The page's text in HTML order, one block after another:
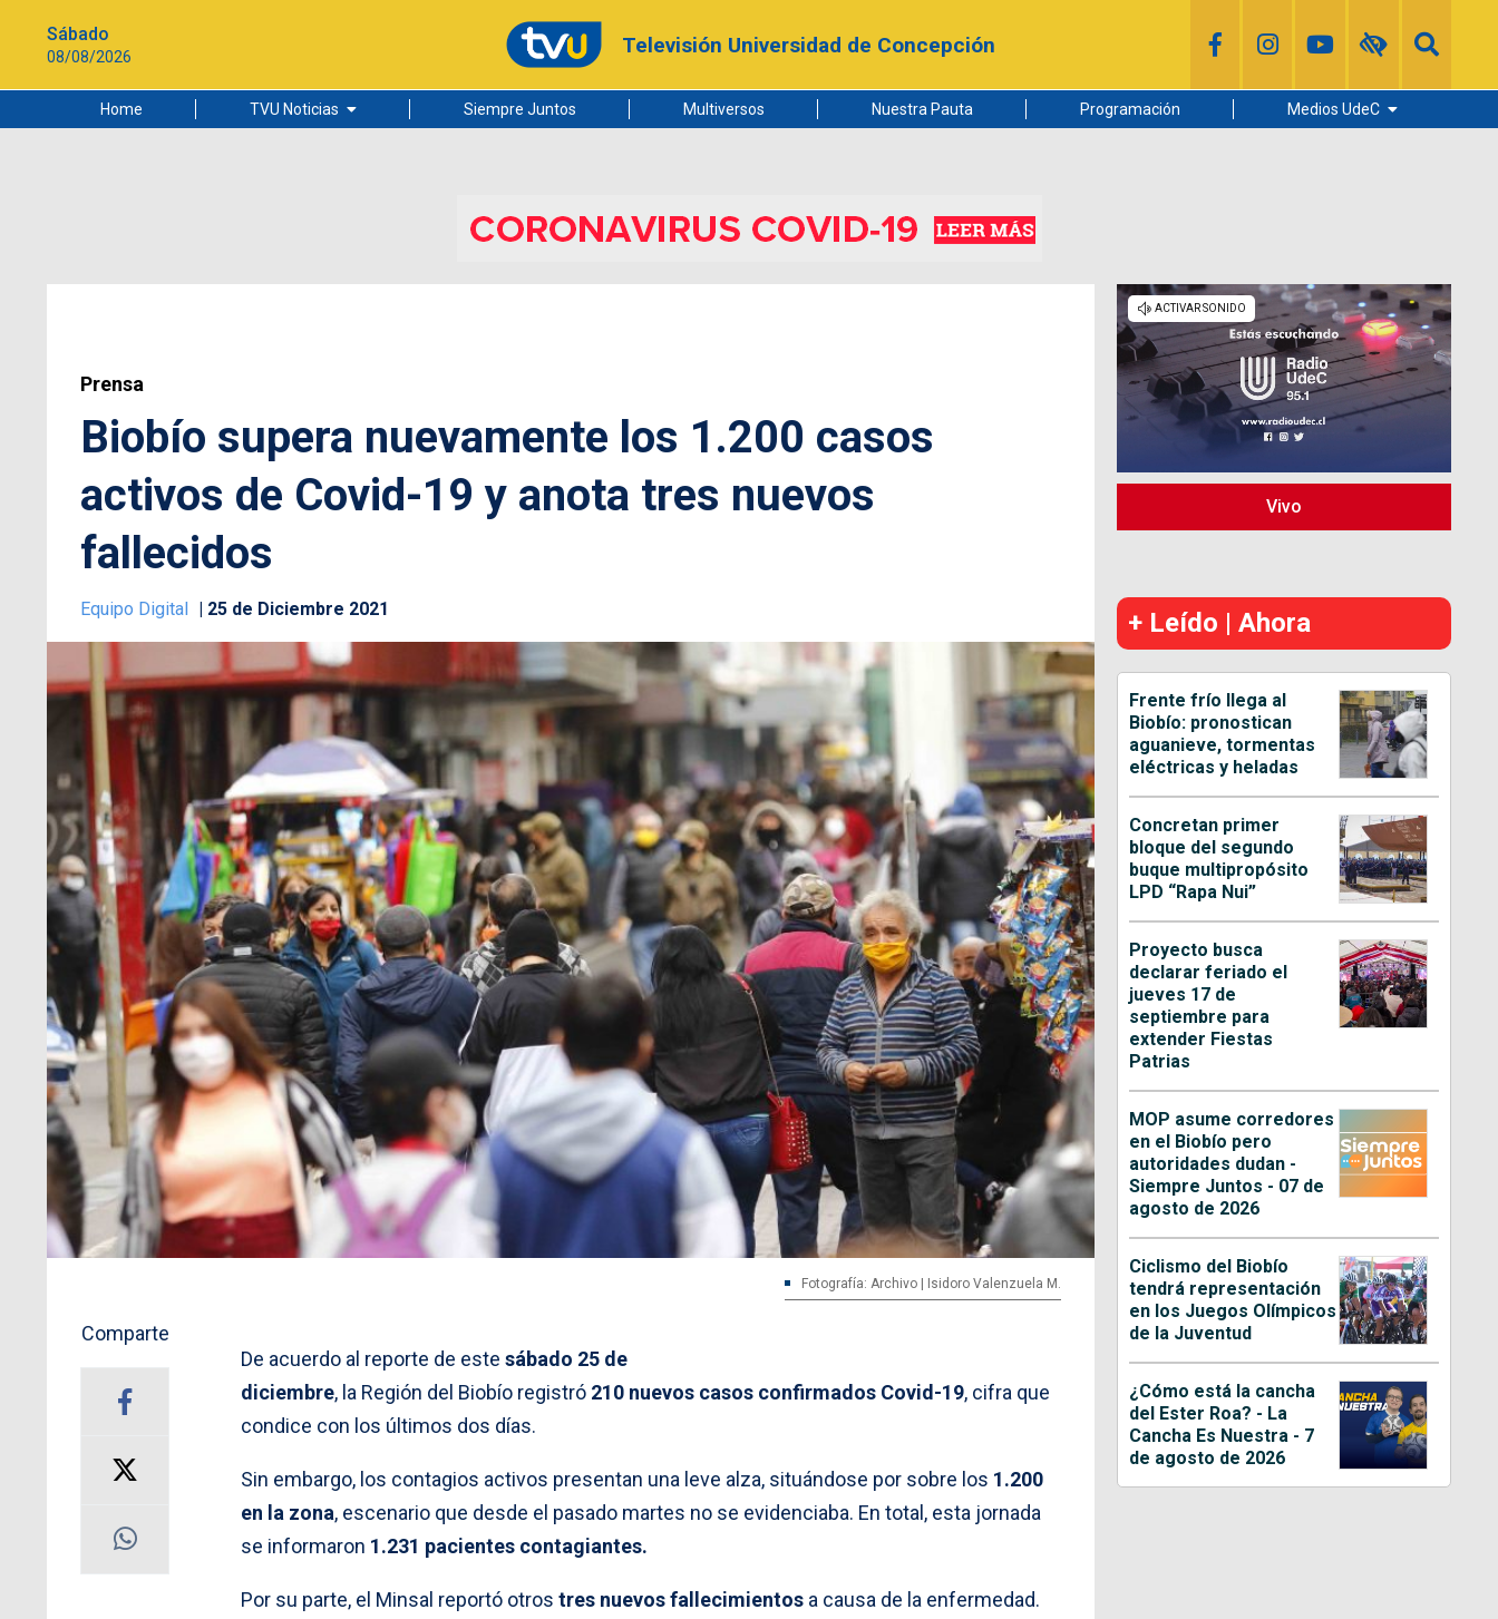
Sábado
08/08/2026 Televisión Universidad de Concepción
Home TVU Noticias Siempre Juntos Multiversos Nuestra Pauta Programación Medios UdeC
Prensa
Biobío supera nuevamente los 1.200 casos
activos de Covid-19 y anota tres nuevos
fallecidos
Equipo Digital 25 de Diciembre 2021
Fotografía: Archivo | Isidoro Valenzuela M.
Comparte
De acuerdo al reporte de este sábado 25 de
diciembre, la Región del Biobío registró 210 nuevos casos confirmados Covid-19, cifra que
condice con los últimos dos días.
Sin embargo, los contagios activos presentan una leve alza, situándose por sobre los 1.200
en la zona, escenario que desde el pasado martes no se evidenciaba. En total, esta jornada
se informaron 1.231 pacientes contagiantes.
Por su parte, el Minsal reportó otros tres nuevos fallecimientos a causa de la enfermedad.
Vivo
+ Leído | Ahora
Frente frío llega al
Biobío: pronostican
aguanieve, tormentas
eléctricas y heladas
Concretan primer
bloque del segundo
buque multipropósito
LPD “Rapa Nui”
Proyecto busca
declarar feriado el
jueves 17 de
septiembre para
extender Fiestas
Patrias
MOP asume corredores
en el Biobío pero
autoridades dudan -
Siempre Juntos - 07 de
agosto de 2026
Ciclismo del Biobío
tendrá representación
en los Juegos Olímpicos
de la Juventud
¿Cómo está la cancha
del Ester Roa? - La
Cancha Es Nuestra - 7
de agosto de 2026